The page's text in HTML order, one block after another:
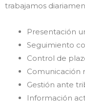
trabajamos
Presentación
Seguimiento
Control de
Comunicación
Gestión ante
Información